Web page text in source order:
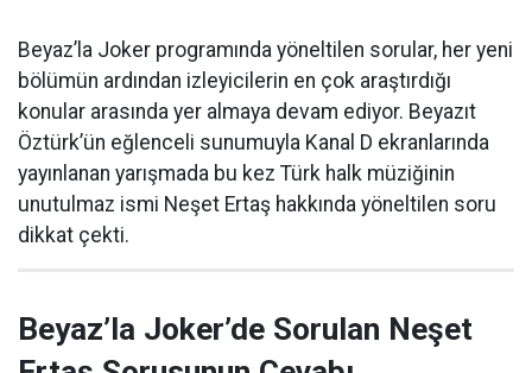
Beyaz’la Joker programında yöneltilen sorular, her yeni
bölümün ardından izleyicilerin en çok araştırdığı
konular arasında yer almaya devam ediyor. Beyazıt
Öztürk’ün eğlenceli sunumuyla Kanal D ekranlarında
yayınlanan yarışmada bu kez Türk halk müziğinin
unutulmaz ismi Neşet Ertaş hakkında yöneltilen soru
dikkat çekti.
Beyaz’la Joker’de Sorulan Neşet